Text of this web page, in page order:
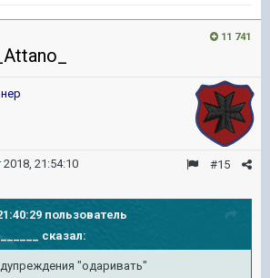
11 741
#15
2018, 21:54:10
пользователь
сказал:
"одаривать"